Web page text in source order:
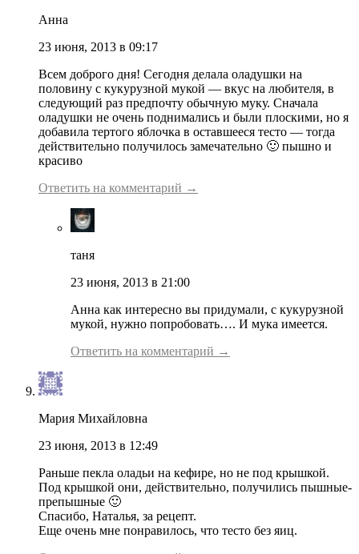
Анна
23 июня, 2013 в 09:17
Всем доброго дня! Сегодня делала оладушки на
половину с кукурузной мукой — вкус на любителя, в
следующий раз предпочту обычную муку. Сначала
оладушки не очень поднимались и были плоскими, но я
добавила тертого яблочка в оставшееся тесто — тогда
действительно получилось замечательно 🙂 пышно и
красиво
Ответить на комментарий →
таня
23 июня, 2013 в 21:00
Анна как интересно вы придумали, с кукурузной
мукой, нужно попробовать…. И мука имеется.
Ответить на комментарий →
Мария Михайловна
23 июня, 2013 в 12:49
Раньше пекла оладьи на кефире, но не под крышкой.
Под крышкой они, действительно, получились пышные-
препышные 🙂
Спасибо, Наталья, за рецепт.
Еще очень мне понравилось, что тесто без яиц.